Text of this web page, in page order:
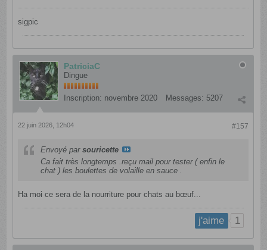
sigpic
PatriciaC
Dingue
Inscription: novembre 2020 Messages: 5207
#157
22 juin 2026, 12h04
Envoyé parsouricette
Ca fait très longtemps .reçu mail pour tester ( enfin le
chat ) les boulettes de volaille en sauce .
Ha moi ce sera de la nourriture pour chats au bœuf...
j'aime 1